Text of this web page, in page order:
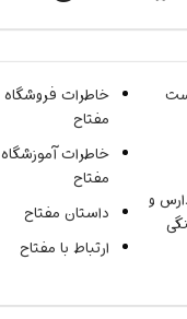
و
خاطرات فروشگاه
مفتاح
خاطرات آموزشگاه
مفتاح
داستان مفتاح
ارتباط با مفتاح